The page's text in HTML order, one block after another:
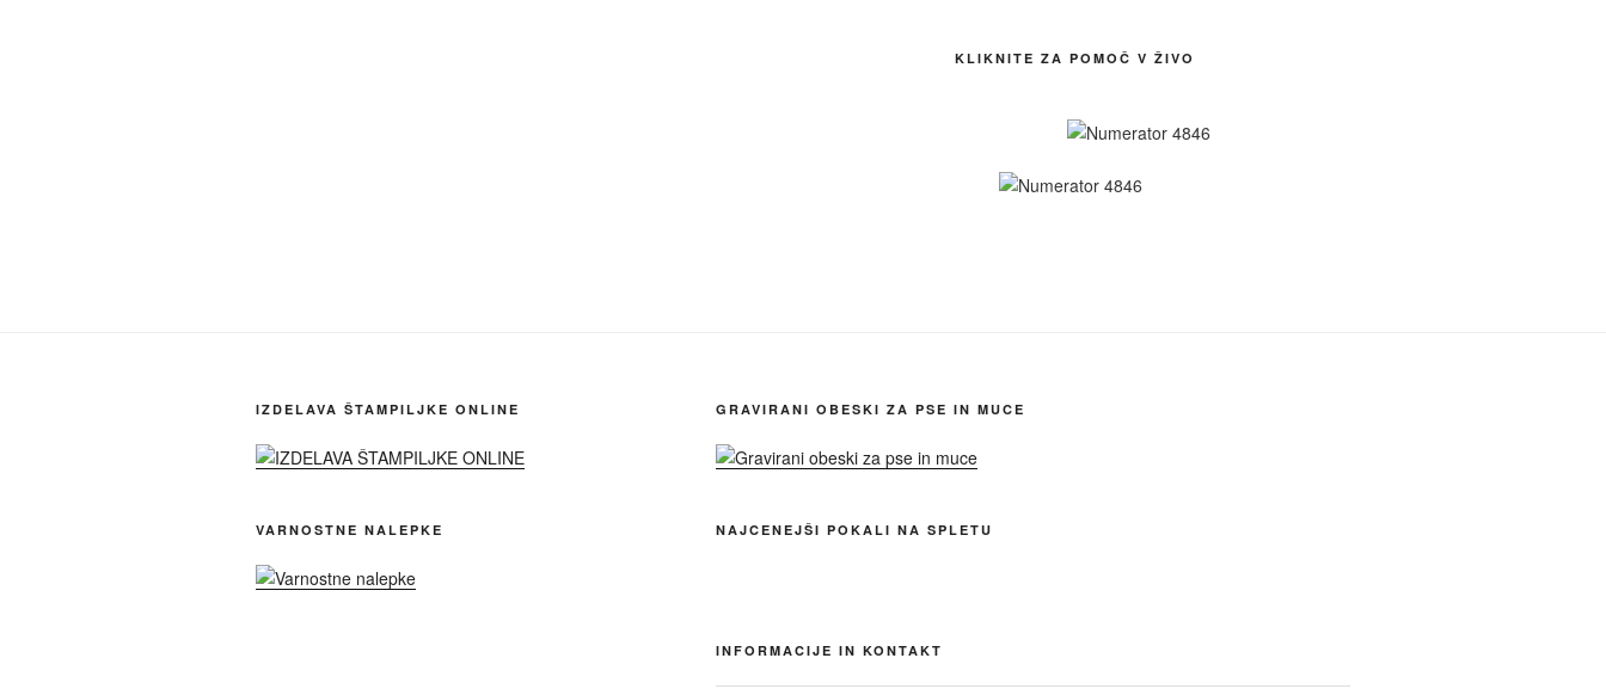
KLIKNITE ZA POMOČ V ŽIVO
IZDELAVA ŠTAMPILJKE ONLINE
VARNOSTNE NALEPKE
GRAVIRANI OBESKI ZA PSE IN MUCE
NAJCENEJŠI POKALI NA SPLETU
INFORMACIJE IN KONTAKT